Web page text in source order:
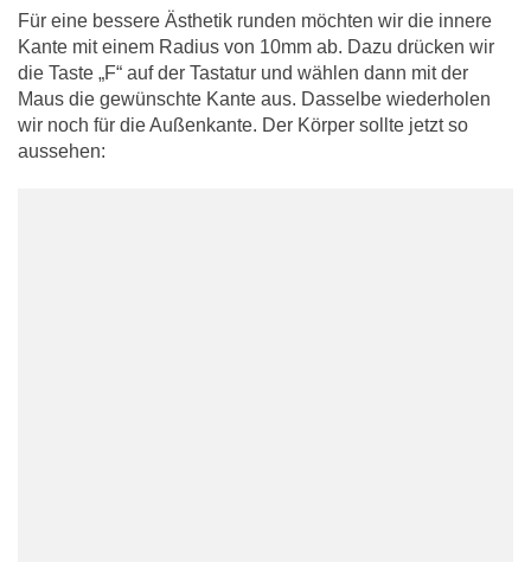
Für eine bessere Ästhetik runden möchten wir die innere
Kante mit einem Radius von 10mm ab. Dazu drücken wir
die Taste „F“ auf der Tastatur und wählen dann mit der
Maus die gewünschte Kante aus. Dasselbe wiederholen
wir noch für die Außenkante. Der Körper sollte jetzt so
aussehen: